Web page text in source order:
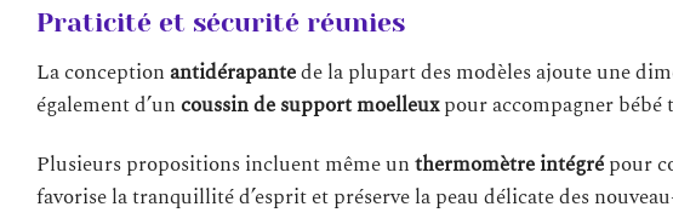
Praticité et sécurité réunies
La conceptionantidérapantede la plupart des modèles ajoute une
également d’uncoussin de support moelleuxpour accompagner bébé
Plusieurs propositions incluent même unthermomètre intégrépour
favorise la tranquillité d’esprit et préserve la peau délicate des